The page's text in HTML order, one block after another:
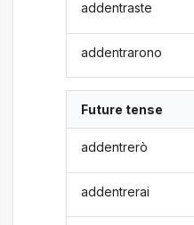
addentraste
addentrarono
Future tense
addentrerò
addentrerai